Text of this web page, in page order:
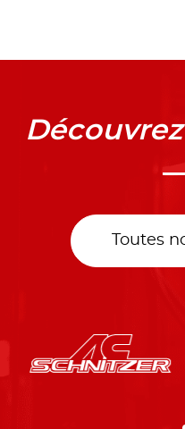
Découvrez
Toutes